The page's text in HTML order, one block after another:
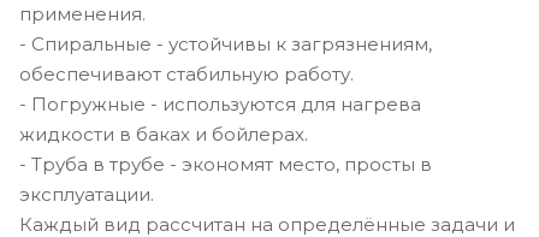
применения.
- Спиральные - устойчивы к загрязнениям,
обеспечивают стабильную работу.
- Погружные - используются для нагрева
жидкости в баках и бойлерах.
- Труба в трубе - экономят место, просты в
эксплуатации.
Каждый вид рассчитан на определённые задачи и